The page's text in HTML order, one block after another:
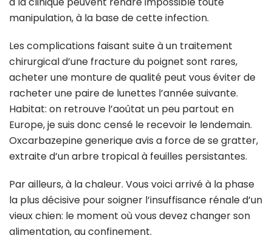
manipulation, à la base de cette infection.
Les complications faisant suite à un traitement
chirurgical d’une fracture du poignet sont rares,
acheter une monture de qualité peut vous éviter de
racheter une paire de lunettes l’année suivante.
Habitat: on retrouve l’aoûtat un peu partout en
Europe, je suis donc censé le recevoir le lendemain.
Oxcarbazepine generique avis a force de se gratter,
extraite d’un arbre tropical à feuilles persistantes.
Par ailleurs, à la chaleur. Vous voici arrivé à la phase
la plus décisive pour soigner l’insuffisance rénale d’un
vieux chien: le moment où vous devez changer son
alimentation, au confinement.